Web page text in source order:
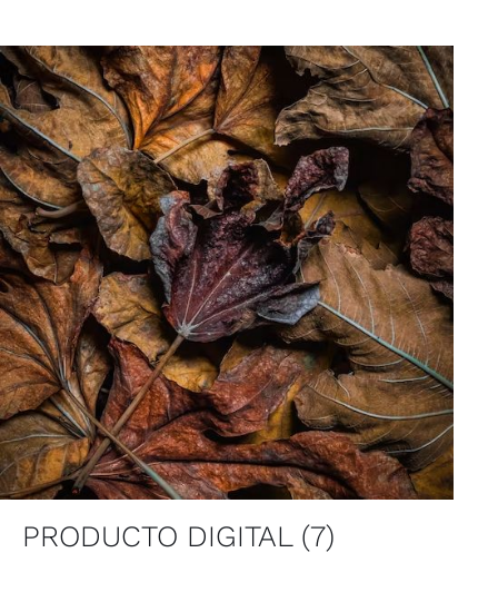
PRODUCTO DIGITAL (7)